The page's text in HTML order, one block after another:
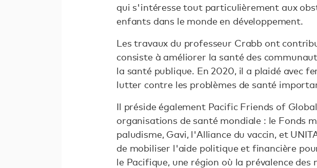
qui s'intéresse tout particulièrement aux
enfants dans le monde en développement.
Les travaux du professeur Crabb ont
consiste à améliorer la santé des
la santé publique. En 2020, il a plaidé avec
lutter contre les problèmes de santé
Il préside également Pacific Friends of
organisations de santé mondiale : le Fonds
paludisme, Gavi, l'Alliance du vaccin, et
de mobiliser l'aide politique et financière
le Pacifique, une région où la prévalence